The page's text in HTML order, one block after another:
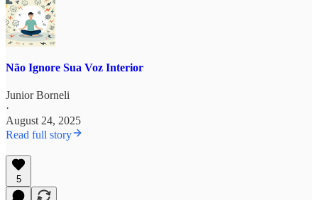
Não Ignore Sua Voz Interior
Junior Borneli
·
August 24, 2025
Read full story
5